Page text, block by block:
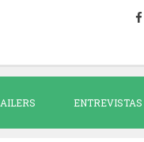
ENTREVISTAS